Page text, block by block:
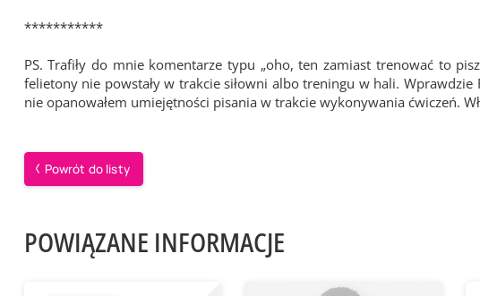
***********
PS. Trafiły do mnie komentarze typu „oho, ten zamiast trenować to
felietony nie powstały w trakcie siłowni albo treningu w hali. Wprawdzie
nie opanowałem umiejętności pisania w trakcie wykonywania ćwiczeń.
Powrót do listy
POWIĄZANE INFORMACJE